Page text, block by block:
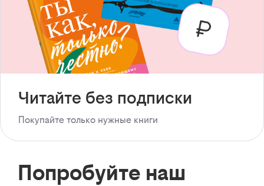
Читайте без подписки
Покупайте только нужные книги
Попробуйте наш